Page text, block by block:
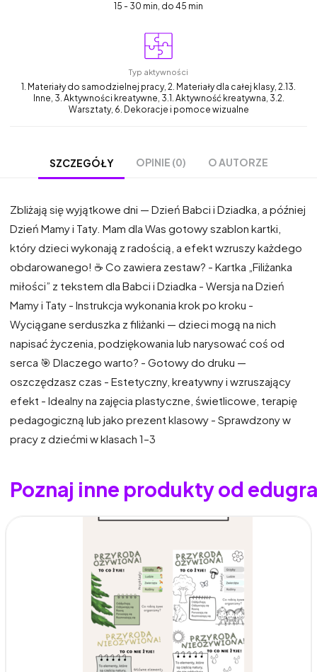
15 - 30 min, do 45 min
Typ aktywności
1. Materiały do samodzielnej pracy, 2. Materiały dla całej klasy, 2.13.
Inne, 3. Aktywności kreatywne, 3.1. Aktywność kreatywna, 3.2.
Warsztaty, 6. Dekoracje i pomoce wizualne
SZCZEGÓŁY OPINIE (0) O AUTORZE
Zbliżają się wyjątkowe dni — Dzień Babci i Dziadka, a później
Dzień Mamy i Taty. Mam dla Was gotowy szablon kartki,
który dzieci wykonają z radością, a efekt wzruszy każdego
obdarowanego! ☕ Co zawiera zestaw? - Kartka „Filiżanka
miłości” z tekstem dla Babci i Dziadka - Wersja na Dzień
Mamy i Taty - Instrukcja wykonania krok po kroku -
Wyciągane serduszka z filiżanki — dzieci mogą na nich
napisać życzenia, podziękowania lub narysować coś od
serca 🎯 Dlaczego warto? - Gotowy do druku —
oszczędzasz czas - Estetyczny, kreatywny i wzruszający
efekt - Idealny na zajęcia plastyczne, świetlicowe, terapię
pedagogiczną lub jako prezent klasowy - Sprawdzony w
pracy z dziećmi w klasach 1–3
Poznaj inne produkty od